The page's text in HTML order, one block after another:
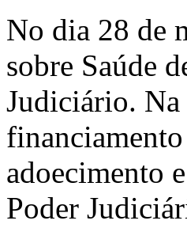
No dia 28 de
sobre Saúde
Judiciário. Na
adoecimento
Poder